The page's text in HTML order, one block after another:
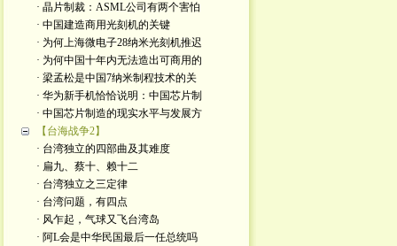
· 晶片制裁：ASML公司有两个害怕
· 中国建造商用光刻机的关键
· 为何上海微电子28纳米光刻机推迟
· 为何中国十年内无法造出可商用的
· 梁孟松是中国7纳米制程技术的关
· 华为新手机恰恰说明：中国芯片制
· 中国芯片制造的现实水平与发展方
【台海战争2】
· 台湾独立的四部曲及其难度
· 扁九、蔡十、赖十二
· 台湾独立之三定律
· 台湾问题，有四点
· 风乍起，气球又飞台湾岛
· 阿L会是中华民国最后一任总统吗